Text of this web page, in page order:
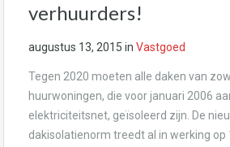
verhuurders!
augustus 13, 2015 in Vastgoed
Tegen 2020 moeten alle daken van
huurwoningen, die voor januari 2006
elektriciteitsnet, geïsoleerd zijn. De
dakisolatienorm treedt al in werking op